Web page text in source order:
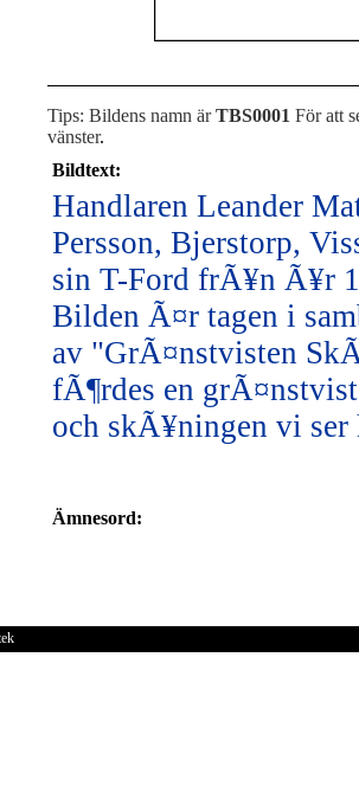
Tips: Bildens namn ärTBS0001 För att
vänster.
Bildtext:
Handlaren Leander
Persson, Bjerstorp,
sin T-Ford frÃ¥n Ã¥r
Bilden Ã¤r tagen i
av "GrÃ¤nstvisten
fÃ¶rdes en
och skÃ¥ningen vi ser
Ämnesord: